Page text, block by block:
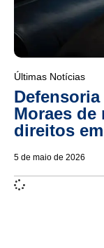
Últimas Notícias
Moraes de
direitos
5 de maio de 2026